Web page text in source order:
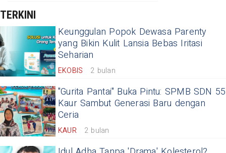
TERKINI
Keunggulan Popok Dewasa Parenty
yang Bikin Kulit Lansia Bebas Iritasi
Seharian
EKOBIS 2 bulan
"Gurita Pantai" Buka Pintu: SPMB SDN 55
Kaur Sambut Generasi Baru dengan
Ceria
KAUR 2 bulan